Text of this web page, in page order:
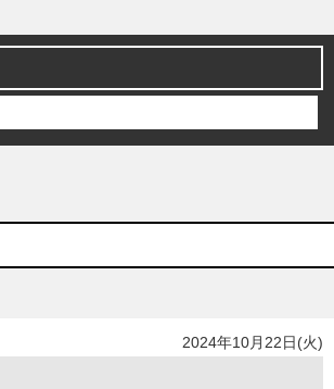
2024年10月22日(火)